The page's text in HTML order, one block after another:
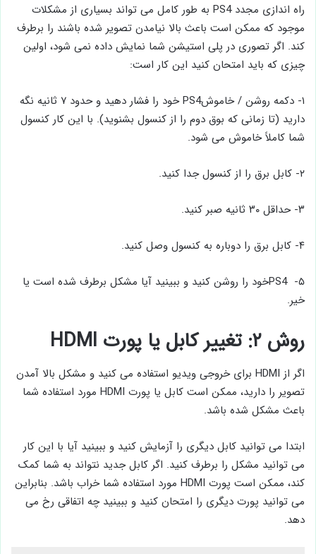
راه اندازی مجدد PS4 به طور کامل می تواند بسیاری از مشکلات
موجود که ممکن است باعث بالا نیامدن تصویر شده باشند را برطرف
کند. اگر تصوری در پلی استیشن شما نمایش داده نمی شود، اولین
چیزی که باید امتحان کنید این کار است:
۱- دکمه روشن / خاموشPS4 خود را فشار دهید و حدود ۷ ثانیه نگه
دارید (تا زمانی که بوق دوم را از کنسول بشنوید). با این کار کنسول
شما کاملاً خاموش می شود.
۲- کابل برق را از کنسول جدا کنید.
۳- حداقل ۳۰ ثانیه صبر کنید.
۴- کابل برق را دوباره به کنسول وصل کنید.
۵- PS4خود را روشن کنید و ببینید آیا مشکل برطرف شده است یا
خیر.
روش ۲: تغییر کابل یا پورت HDMI
اگر از HDMI برای خروجی ویدیو استفاده می کنید و مشکل بالا آمدن
تصویر را دارید، ممکن است کابل یا پورت HDMI مورد استفاده شما
باعث مشکل شده باشد.
ابتدا می توانید کابل دیگری را آزمایش کنید و ببینید آیا با این کار
می توانید مشکل را برطرف کنید. اگر کابل جدید نتواند به شما کمک
کند، ممکن است پورت HDMI مورد استفاده شما خراب باشد. بنابراین
می توانید پورت دیگری را امتحان کنید و ببینید چه اتفاقی رخ می
دهد.